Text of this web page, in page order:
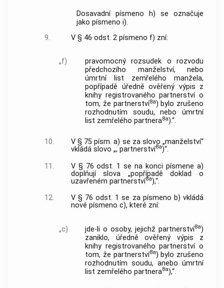
Dosavadní písmeno h) se označuje
jako písmeno i).
9.
V § 46 odst. 2 písmeno f) zní:
„f)
pravomocný rozsudek o rozvodu
předchozího manželství, nebo
úmrtní list zemřelého manžela,
popřípadě úředně ověřený výpis z
knihy registrovaného partnerství o
tom, že partnerství8a) bylo zrušeno
rozhodnutím soudu, nebo úmrtní
list zemřelého partnera8a).“.
10.
V § 75 písm. a) se za slovo „manželství“
vkládá slovo „, partnerství8a)“.
11.
V § 76 odst. 1 se na konci písmene a)
doplňují slova „popřípadě doklad o
uzavřeném partnerství8a),“.
12.
V § 76 odst. 1 se za písmeno b) vkládá
nové písmeno c), které zní:
„c) jde-li o osoby, jejichž partnerství8a)
zaniklo, úředně ověřený výpis z
knihy registrovaného partnerství o
tom, že partnerství8a) bylo zrušeno
rozhodnutím soudu, anebo úmrtní
list zemřelého partnera8a),“.